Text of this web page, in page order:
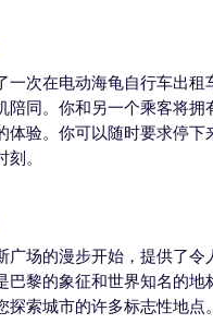
一次在电动海龟自行车出租
陪同。你和另一个乘客将拥
体验。你可以随时要求停下
。
广场的漫步开始，提供了令
巴黎的象征和世界知名的地
探索城市的许多标志性地点。